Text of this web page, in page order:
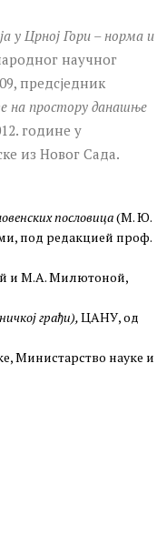
у Црној Гори – норма и
научног
предсједник
на простору данашње
године у
из Новог Сада.
пословица(М. Ю.
под редакцией проф.
и М.А. Милютоной,
грађи),ЦАНУ, од
Министарство науке и